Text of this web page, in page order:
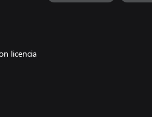
licencia